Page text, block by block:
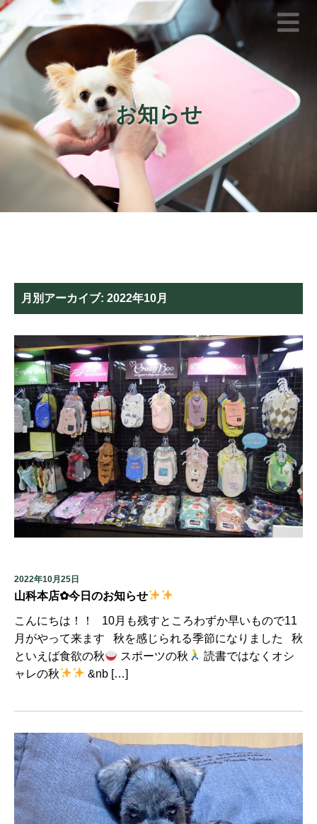
お知らせ
月別アーカイブ: 2022年10月
2022年10月25日
山科本店✿今日のお知らせ
こんにちは！！ 10月も残すところわずか早いもので11
月がやって来ます 秋を感じられる季節になりました 秋
といえば食欲の秋
スポーツの秋
読書ではなくオシ
ャレの秋
&nb […]